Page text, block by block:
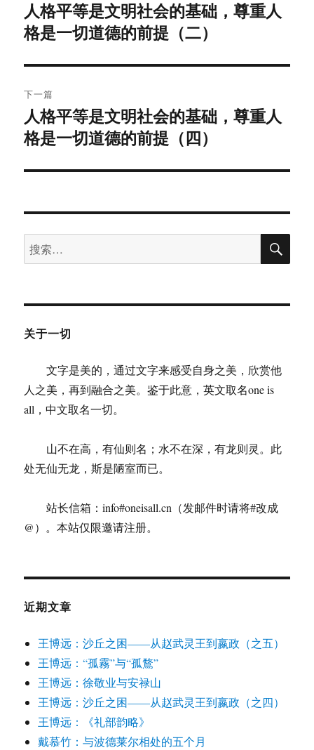
章
导
航
上
篇
章：
人格平等是文明社会的基础，尊重人
格是一切道德的前提（二）
下一篇
下
篇
章：
人格平等是文明社会的基础，尊重人
格是一切道德的前提（四）
搜
索：
搜
关于一切
文字是美的，通过文字来感受自身之美，欣赏他
人之美，再到融合之美。鉴于此意，英文取名one is
all，中文取名一切。
山不在高，有仙则名；水不在深，有龙则灵。此
处无仙无龙，斯是陋室而已。
站长信箱：info#oneisall.cn（发邮件时请将#改成
@）。本站仅限邀请注册。
近期文章
王博远：沙丘之困——从赵武灵王到嬴政（之五）
王博远：“孤霧”与“孤鶩”
王博远：徐敬业与安禄山
王博远：沙丘之困——从赵武灵王到嬴政（之四）
王博远：《礼部韵略》
戴慕竹：与波德莱尔相处的五个月